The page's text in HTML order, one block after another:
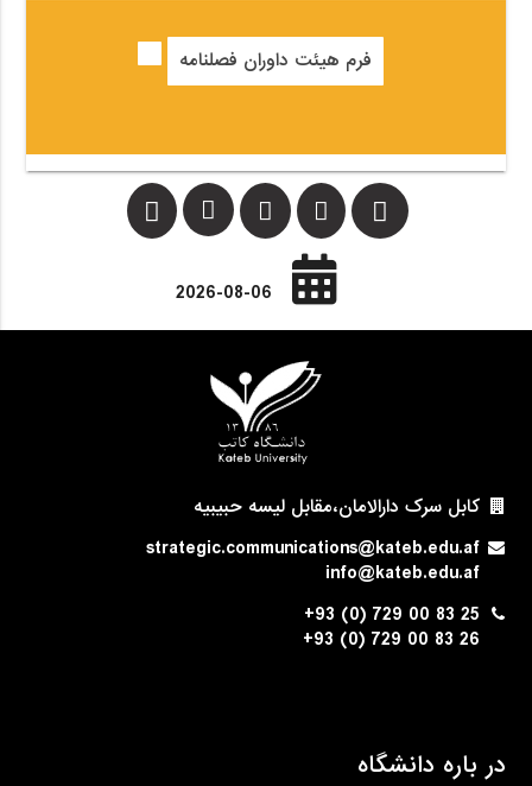
فرم هیئت داوران فصلنامه
2026-08-06
کابل سرک دارالامان،مقابل لیسه حبیبیه
strategic.communications@kateb.edu.af
info@kateb.edu.af
+93 (0) 729 00 83 25
+93 (0) 729 00 83 26
در باره دانشگاه